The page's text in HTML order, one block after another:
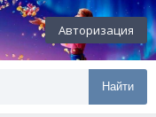
Авторизация
Найти